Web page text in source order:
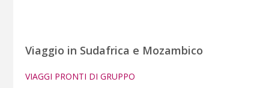
Viaggio in Sudafrica e Mozambico
VIAGGI PRONTI DI GRUPPO